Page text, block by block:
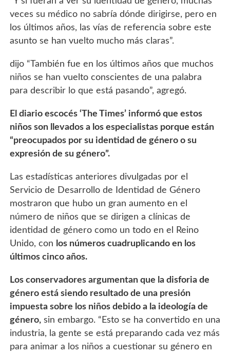
veces su médico no sabría dónde dirigirse, pero en
los últimos años, las vías de referencia sobre este
asunto se han vuelto mucho más claras”.
dijo “También fue en los últimos años que muchos
niños se han vuelto conscientes de una palabra
para describir lo que está pasando”, agregó.
El diario escocés ‘The Times’ informó que estos
niños son llevados a los especialistas porque están
“preocupados por su identidad de género o su
expresión de su género”.
Las estadísticas anteriores divulgadas por el
Servicio de Desarrollo de Identidad de Género
mostraron que hubo un gran aumento en el
número de niños que se dirigen a clínicas de
identidad de género como un todo en el Reino
Unido, con los números cuadruplicando en los
últimos cinco años.
Los conservadores argumentan que la disforia de
género está siendo resultado de una presión
impuesta sobre los niños debido a la ideología de
género,sin embargo. “Esto se ha convertido en una
industria, la gente se está preparando cada vez más
para animar a los niños a cuestionar su género en